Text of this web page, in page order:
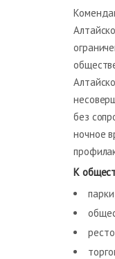
без
ночное
К